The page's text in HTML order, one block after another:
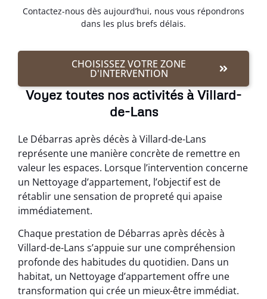
Contactez-nous dès aujourd’hui, nous vous répondrons
dans les plus brefs délais.
CHOISISSEZ VOTRE ZONE
D'INTERVENTION
Voyez toutes nos activités à Villard-
de-Lans
Le Débarras après décès à Villard-de-Lans
représente une manière concrète de remettre en
valeur les espaces. Lorsque l’intervention concerne
un Nettoyage d’appartement, l’objectif est de
rétablir une sensation de propreté qui apaise
immédiatement.
Chaque prestation de Débarras après décès à
Villard-de-Lans s’appuie sur une compréhension
profonde des habitudes du quotidien. Dans un
habitat, un Nettoyage d’appartement offre une
transformation qui crée un mieux-être immédiat.